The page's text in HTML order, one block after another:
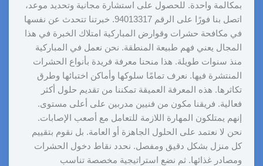
بمكالمة واحدة. للحصول على استشارة مجانية وتحديد موعد،
اتصل بنا فورًا على الرقم 94013317. خبرتنا تتحدث عن نفسها
في مكافحة حشرات وقوارض المباركية امتلاك الخبرة في هذا
المجال يعني فهم طبيعة المنطقة. نحن نعمل في المباركية
منذ سنوات طويلة. هذا منحنا معرفة فريدة بأنواع الحشرات
المنتشرة فيها. نعرف تمامًا سلوكها وأماكن اختبائها وطرق
تكاثرها. هذه المعرفة العميقة تمكننا من تقديم حلول أكثر
فعالية. فريقنا مكون من فنيين مدربين على أعلى مستوى.
إنهم يمتلكون المهارة اللازمة للتعامل مع أصعب الإصابات.
نحن لا نعتمد على الحلول الجاهزة أو العامة. بل نقوم بتقييم
كل منزل بشكل دقيق ومفصل. نحدد نقاط دخول الحشرات
ومصادر غذائها. ثم نضع استراتيجية مخصصة تناسب